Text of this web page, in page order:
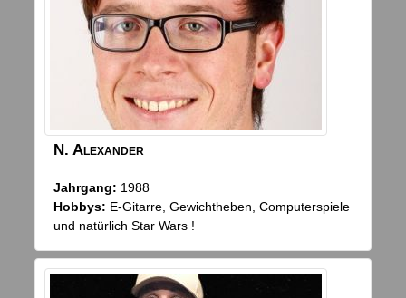
N. Alexander
Jahrgang: 1988
Hobbys: E-Gitarre, Gewichtheben, Computerspiele
und natürlich Star Wars !